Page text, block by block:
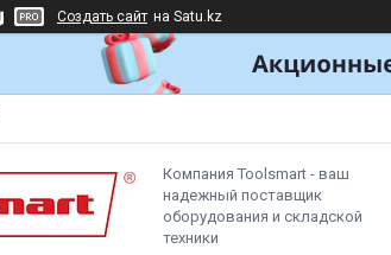
Создать сайт на Satu.kz
Компания Toolsmart - ваш
надежный поставщик
оборудования и складской
техники